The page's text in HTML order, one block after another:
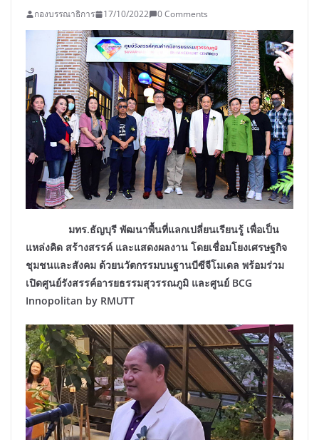
กองบรรณาธิการ 17/10/2022 0 Comments
มทร.ธัญบุรี พัฒนาพื้นที่แลกเปลี่ยนเรียนรู้ เพื่อเป็น
แหล่งคิด สร้างสรรค์ และแสดงผลงาน โดยเชื่อมโยงเศรษฐกิจ
ชุมชนและสังคม ด้วยนวัตกรรมบนฐานบีซีจีโมเดล พร้อมร่วม
เปิดศูนย์รังสรรค์อารยธรรมสุวรรณภูมิ และศูนย์ BCG
Innopolitan by RMUTT